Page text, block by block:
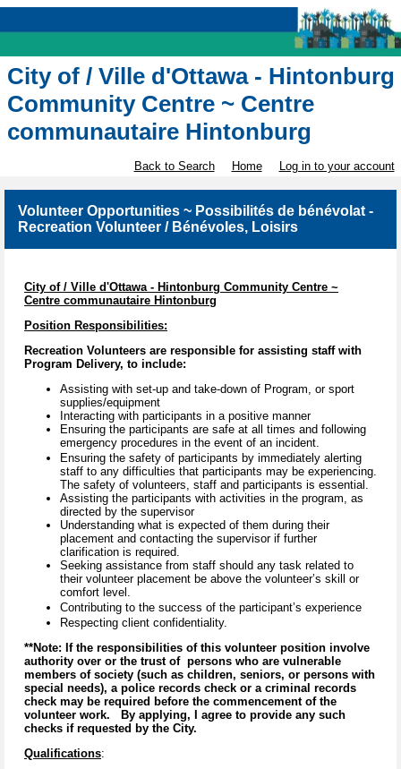
City of / Ville d'Ottawa - Hintonburg
Community Centre ~ Centre
communautaire Hintonburg
Back to Search Home Log in to your account
Volunteer Opportunities ~ Possibilités de bénévolat -
Recreation Volunteer / Bénévoles, Loisirs
City of / Ville d'Ottawa - Hintonburg Community Centre ~
Centre communautaire Hintonburg
Position Responsibilities:
Recreation Volunteers are responsible for assisting staff with
Program Delivery, to include:
Assisting with set-up and take-down of Program, or sport
supplies/equipment
Interacting with participants in a positive manner
Ensuring the participants are safe at all times and following
emergency procedures in the event of an incident.
Ensuring the safety of participants by immediately alerting
staff to any difficulties that participants may be experiencing.
The safety of volunteers, staff and participants is essential.
Assisting the participants with activities in the program, as
directed by the supervisor
Understanding what is expected of them during their
placement and contacting the supervisor if further
clarification is required.
Seeking assistance from staff should any task related to
their volunteer placement be above the volunteer’s skill or
comfort level.
Contributing to the success of the participant’s experience
Respecting client confidentiality.
**Note: If the responsibilities of this volunteer position involve
authority over or the trust of persons who are vulnerable
members of society (such as children, seniors, or persons with
special needs), a police records check or a criminal records
check may be required before the commencement of the
volunteer work. By applying, I agree to provide any such
checks if requested by the City.
Qualifications: